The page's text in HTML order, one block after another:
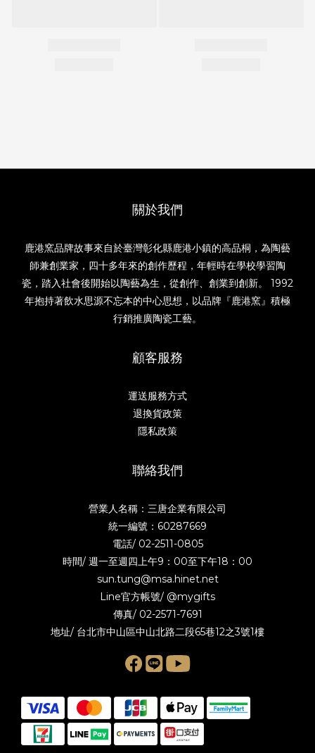
關於我們
鹿港窯品牌故事來自於臺灣彰化縣鹿港小鎮的高品桐，為陶藝
師兼創業家，四十多年來的創作歷程，年輕時在學校學習陶
瓷，踏入社會後開始以陶藝為生，從創作、創業到創新。 1992
年抱持著飲水思源不忘本的中心思想，以品牌『鹿港窯』積極
行銷推廣陶瓷工藝。
顧客服務
運送服務方式
退換貨政策
隱私政策
聯絡我們
營業人名稱：三唐企業有限公司
統一編號：60287669
電話/ 02-2511-0805
時間/ 週一至週四上午9：00至下午18：00
sun.tung@msa.hinet.net
Line官方帳號/ @mygifts
傳真/ 02-2571-7691
地址/ 台北市中山區中山北路二段65巷12之3號1樓